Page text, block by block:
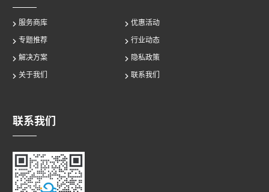
服务商库
优惠活动
专题推荐
行业动态
解决方案
隐私政策
关于我们
联系我们
联系我们